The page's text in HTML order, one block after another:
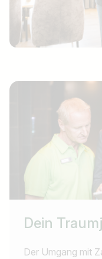
Dein
Der Umgang mit